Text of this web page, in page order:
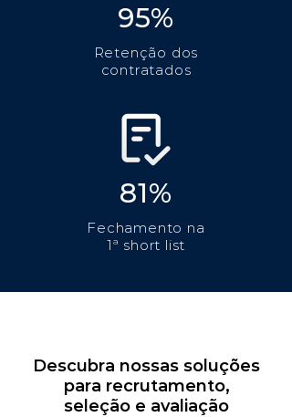
95%
Retenção dos
contratados
81%
Fechamento na
1ª short list
Descubra nossas soluções
para recrutamento,
seleção e avaliação